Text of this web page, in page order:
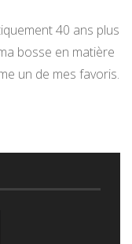
40 ans plus
bosse en matière
un de mes favoris.